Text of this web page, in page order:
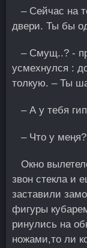
– Сейчас на
двери. Ты бы
– Смущ..? -
усмехнулся :
толкую. – Ты
– А у тебя
– Что у меңя?
Окно
звон стекла и
заставили
фигуры
ринулись на
ножами,то ли